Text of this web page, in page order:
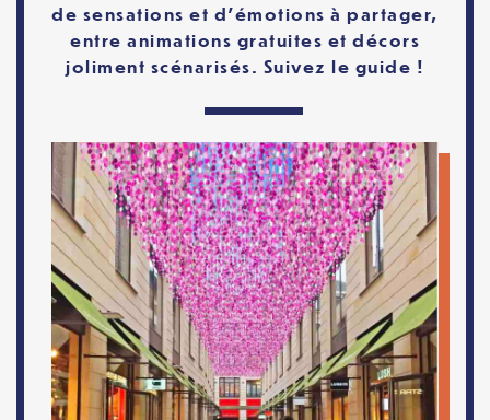
de sensations et d’émotions à partager,
entre animations gratuites et décors
joliment scénarisés. Suivez le guide !